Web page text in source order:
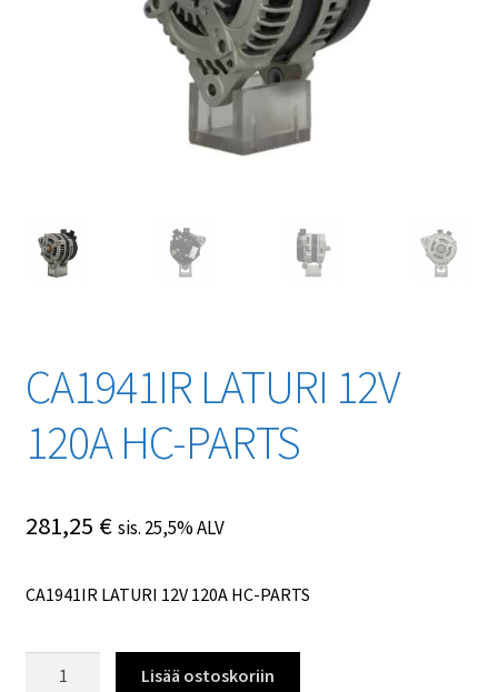
CA1941IR LATURI 12V
120A HC-PARTS
281,25 € sis. 25,5% ALV
CA1941IR LATURI 12V 120A HC-PARTS
Lisää ostoskoriin